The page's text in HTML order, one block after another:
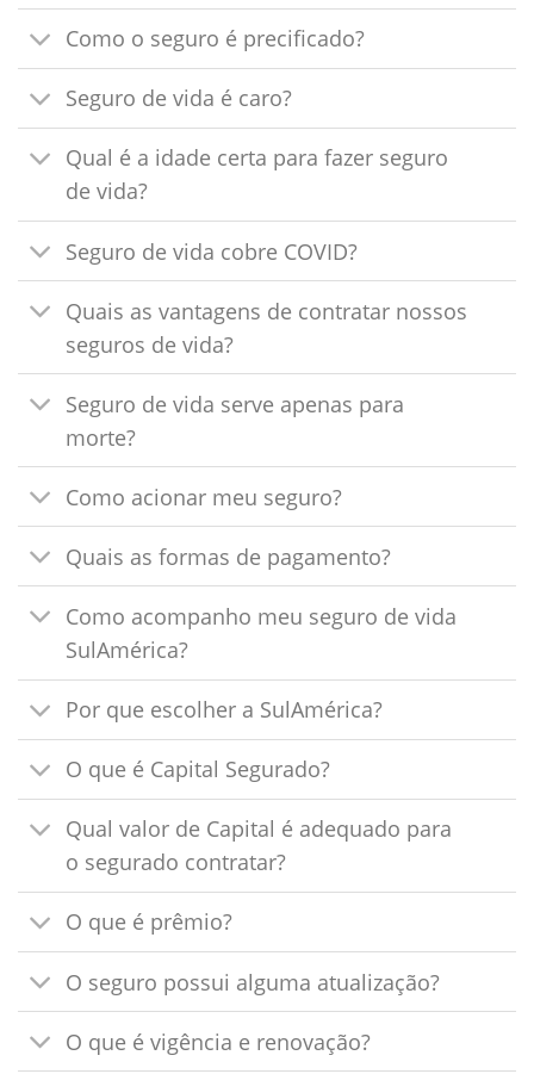
Como o seguro é precificado?
Seguro de vida é caro?
Qual é a idade certa para fazer seguro
de vida?
Seguro de vida cobre COVID?
Quais as vantagens de contratar nossos
seguros de vida?
Seguro de vida serve apenas para
morte?
Como acionar meu seguro?
Quais as formas de pagamento?
Como acompanho meu seguro de vida
SulAmérica?
Por que escolher a SulAmérica?
O que é Capital Segurado?
Qual valor de Capital é adequado para
o segurado contratar?
O que é prêmio?
O seguro possui alguma atualização?
O que é vigência e renovação?